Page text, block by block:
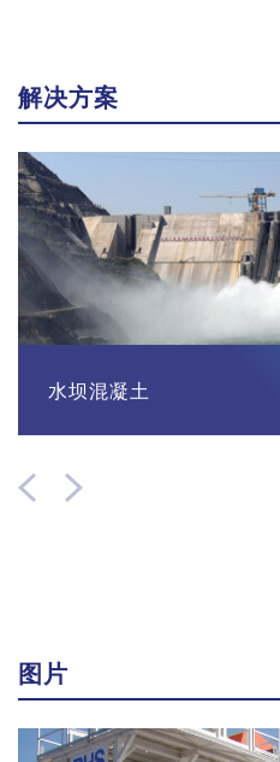
载到载重汽车或混凝土搅拌车上。
配备圆形搅拌槽的搅拌机类型
解决方案
水坝混凝土
图片